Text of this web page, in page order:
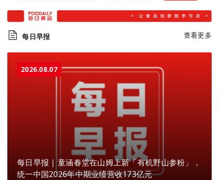
每日早报 查看更多
2026.08.07
每日早报 | 童涵春堂在山姆上新「有机野山参粉」，
统一中国2026年中期业绩营收173亿元